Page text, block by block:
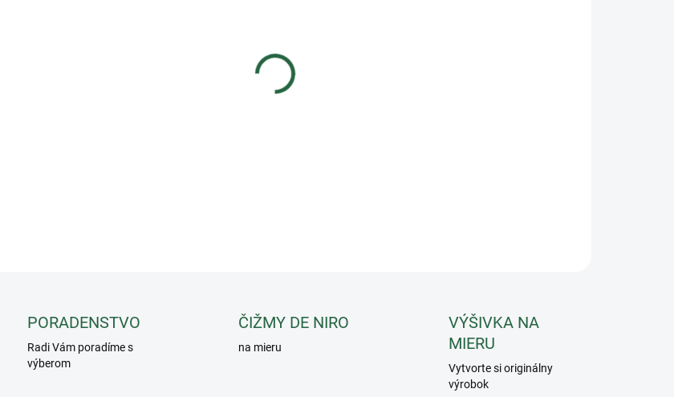
PORADENSTVO
Radi Vám poradíme s
výberom
ČIŽMY DE NIRO
na mieru
VÝŠIVKA NA
MIERU
Vytvorte si originálny
výrobok